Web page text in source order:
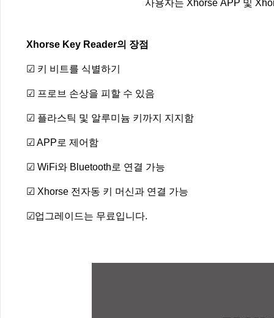
사용자는 Xhorse APP 및
Xhorse Key Reader의 장점
☑ 키 비트를 식별하기
☑ 프로브 손상을 피할 수 있음
☑ 플라스틱 및 알루미늄 키까지 지지함
☑ APP로 제어함
☑ WiFi와 Bluetooth로 연결 가능
☑ Xhorse 전자동 키 머신과 연결 가능
☑업그레이드는 무료입니다.